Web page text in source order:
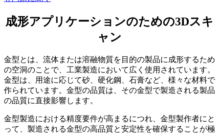
成形アプリケーションのための3Dスキ
ャン
金型とは、流体または溶融物質を目的の製品に成形するため
の空洞のことで、工業製造において広く使用されています。
金型は、用途に応じて砂、硬化鋼、石膏など、様々な材料で
作られています。金型の品質は、その金型で製造される製品
の品質に直接影響します。
金型製造における精度要件が高まるにつれ、金型製作者にと
って、製造される金型の高品質と安定性を確保することが極